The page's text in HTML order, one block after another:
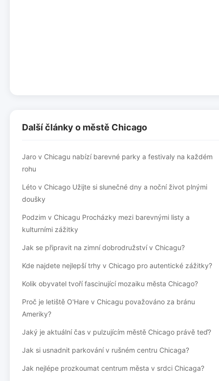
Další články o městě Chicago
Jaro v Chicagu nabízí barevné parky a festivaly na každém
rohu
Léto v Chicago Užijte si slunečné dny a noční život plnými
doušky
Podzim v Chicagu Procházky mezi barevnými listy a
kulturními zážitky
Jak se připravit na zimní dobrodružství v Chicagu?
Kde najdete nejlepší trhy v Chicago pro autentické zážitky?
Kolik obyvatel tvoří fascinující mozaiku města Chicago?
Proč je letiště O'Hare v Chicagu považováno za bránu
Ameriky?
Jaký je aktuální čas v pulzujícím městě Chicago právě teď?
Jak si usnadnit parkování v rušném centru Chicaga?
Jak nejlépe prozkoumat centrum města v srdci Chicaga?